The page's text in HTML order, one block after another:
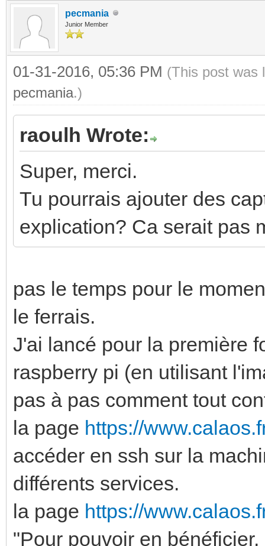
pecmania
Junior Member
01-31-2016, 05:36 PM (This post was
pecmania.)
raoulh Wrote:
Super, merci.
Tu pourrais ajouter des
explication? Ca serait pas
pas le temps pour le
le ferrais.
J'ai lancé pour la première
raspberry pi (en utilisant
pas à pas comment tout
la page https://
accéder en ssh sur la
différents services.
la page https://
"Pour pouvoir en